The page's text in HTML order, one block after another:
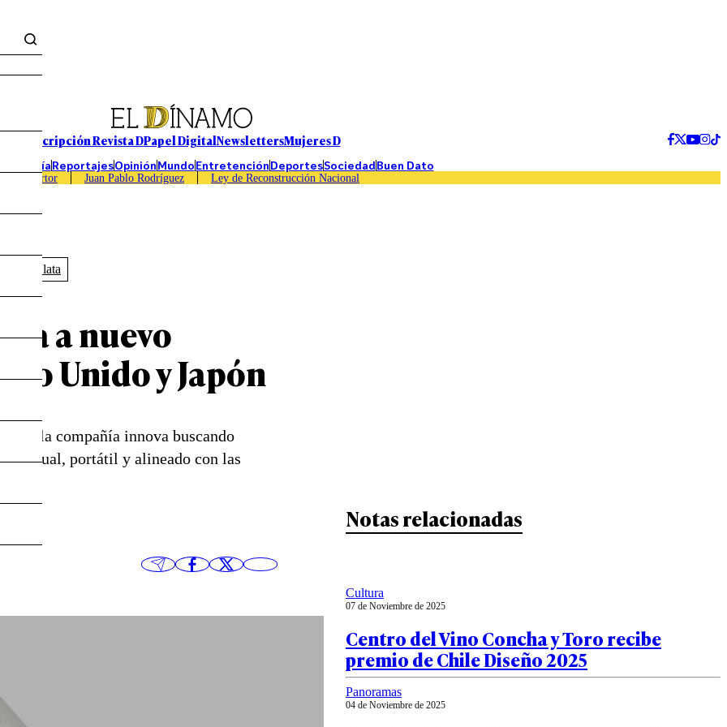
Suscripción Revista DPapel DigitalNewslettersMujeres D
EconomíaReportajesOpiniónMundoEntretenciónDeportesSociedadBuen Dato
Caso Sartor Juan Pablo Rodríguez Ley de Reconstrucción Nacional
#Vino en lata
a nuevo
Unido y Japón
la compañía innova buscando
portátil y alineado con las
Notas relacionadas
Cultura
07 de Noviembre de 2025
Centro del Vino Concha y Toro recibe
premio de Chile Diseño 2025
Panoramas
04 de Noviembre de 2025